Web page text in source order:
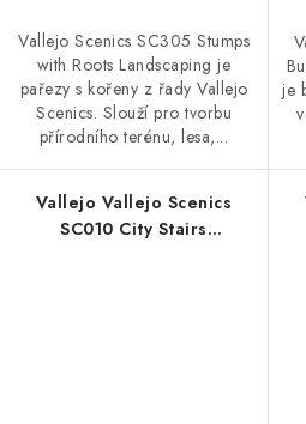
Vallejo Scenics SC305 Stumps
with Roots Landscaping je
pařezy s kořeny z řady Vallejo
Scenics. Slouží pro tvorbu
přírodního terénu, lesa,...
je
Vallejo Vallejo Scenics
SC010 City Stairs